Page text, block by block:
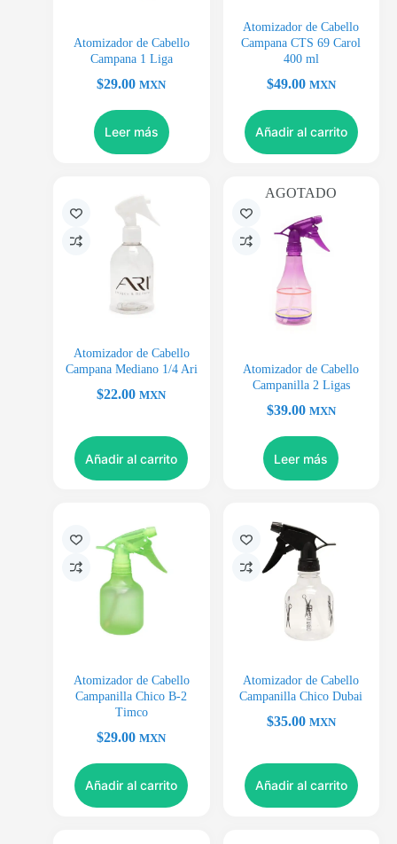
Atomizador de Cabello
Campana 1 Liga
$29.00 MXN
Leer más
Atomizador de Cabello
Campana CTS 69 Carol
400 ml
$49.00 MXN
Añadir al carrito
Atomizador de Cabello
Campana Mediano 1/4 Ari
$22.00 MXN
Añadir al carrito
AGOTADO
Atomizador de Cabello
Campanilla 2 Ligas
$39.00 MXN
Leer más
Atomizador de Cabello
Campanilla Chico B-2
Timco
$29.00 MXN
Añadir al carrito
Atomizador de Cabello
Campanilla Chico Dubai
$35.00 MXN
Añadir al carrito